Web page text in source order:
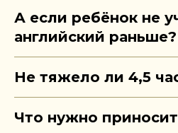
А если ребёнок не
английский раньше?
Не тяжело ли 4,5
Что нужно